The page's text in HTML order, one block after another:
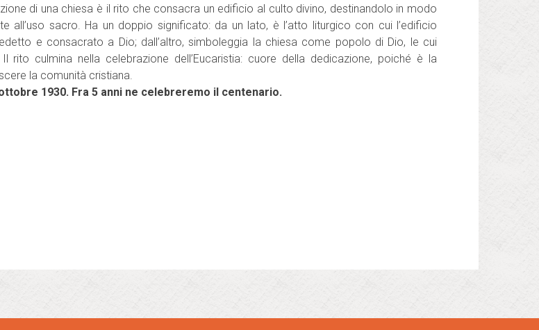
di una chiesa è il rito che consacra un edificio al culto divino, destinandolo in modo
all’uso sacro. Ha un doppio significato: da un lato, è l’atto liturgico con cui l’edificio
e consacrato a Dio; dall’altro, simboleggia la chiesa come popolo di Dio, le cui
culmina nella celebrazione dell’Eucaristia: cuore della dedicazione, poiché è la
la comunità cristiana.
1930. Fra 5 anni ne celebreremo il centenario.